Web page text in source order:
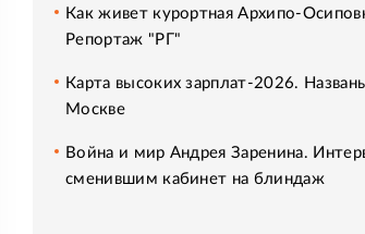
Как живет курортная Архипо-
Репортаж "РГ"
Карта высоких зарплат-2026.
Москве
Война и мир Андрея Заренина.
сменившим кабинет на блиндаж